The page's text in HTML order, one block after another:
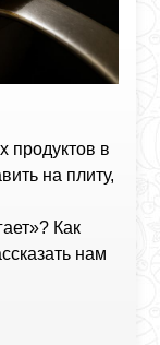
продуктов в
на плиту,
Как
нам